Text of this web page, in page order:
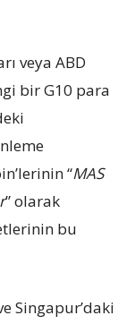
veya ABD
bir G10 para
“MAS
” olarak
bu
Singapur’daki